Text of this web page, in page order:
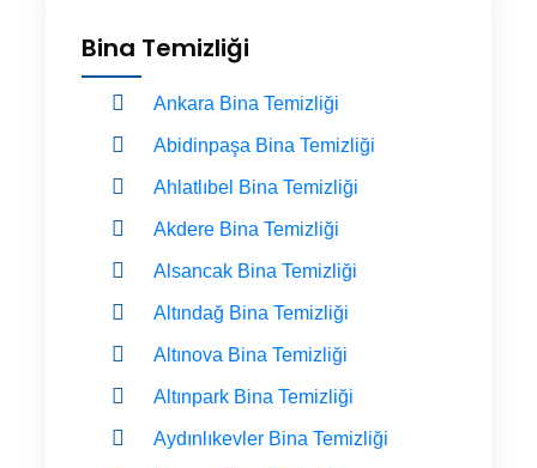
Bina Temizliği
Ankara Bina Temizliği
Abidinpaşa Bina Temizliği
Ahlatlıbel Bina Temizliği
Akdere Bina Temizliği
Alsancak Bina Temizliği
Altındağ Bina Temizliği
Altınova Bina Temizliği
Altınpark Bina Temizliği
Aydınlıkevler Bina Temizliği